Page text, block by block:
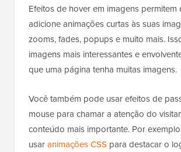
Efeitos de hover em imagens permitem
adicione animações curtas às suas
zooms, fades, popups e muito mais.
imagens mais interessantes e
que uma página tenha muitas imagens.
Você também pode usar efeitos de
mouse para chamar a atenção do
conteúdo mais importante. Por
usaranimações CSS para destacar o